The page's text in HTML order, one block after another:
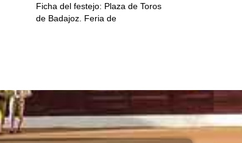
Ficha del festejo: Plaza de Toros
de Badajoz. Feria de